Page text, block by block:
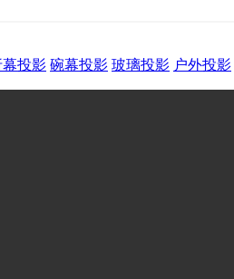
幕投影 碗幕投影 玻璃投影 户外投影